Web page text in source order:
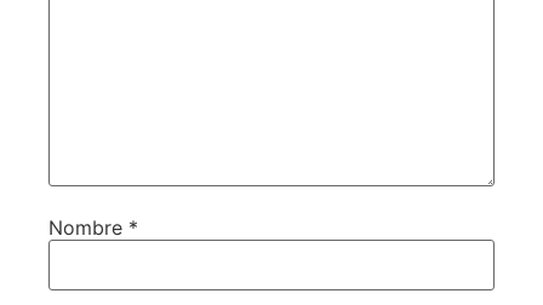
Nombre *